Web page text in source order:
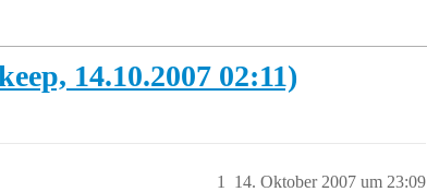
14.10.2007 02:11)
14. Oktober 2007 um 23:09
1